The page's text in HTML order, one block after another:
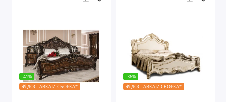
-41%
🎁 ДОСТАВКА И СБОРКА*
-36%
🎁 ДОСТАВКА И СБОРКА*